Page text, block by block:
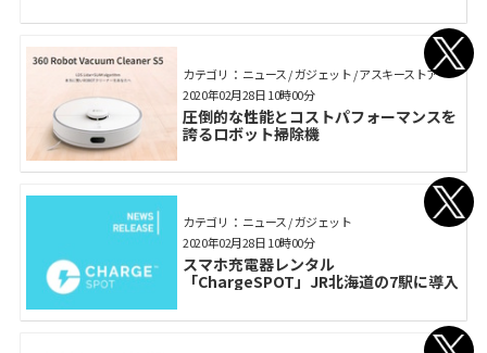
カテゴリ： ニュース / ガジェット / アスキーストア
圧倒的な性能とコストパフォーマンスを
誇るロボット掃除機
2020年02月28日 10時00分
カテゴリ： ニュース / ガジェット
スマホ充電器レンタル
「ChargeSPOT」JR北海道の7駅に導入
2020年02月28日 10時00分